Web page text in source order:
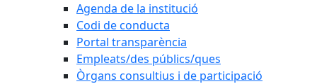
Agenda de la institució
Codi de conducta
Portal transparència
Empleats/des públics/ques
Òrgans consultius i de participació